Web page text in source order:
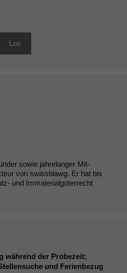
sowie jahrelanger Mit-
von swissblawg. Er hat bis
und Immaterialgüterrecht
während der Probezeit;
und Ferienbezug